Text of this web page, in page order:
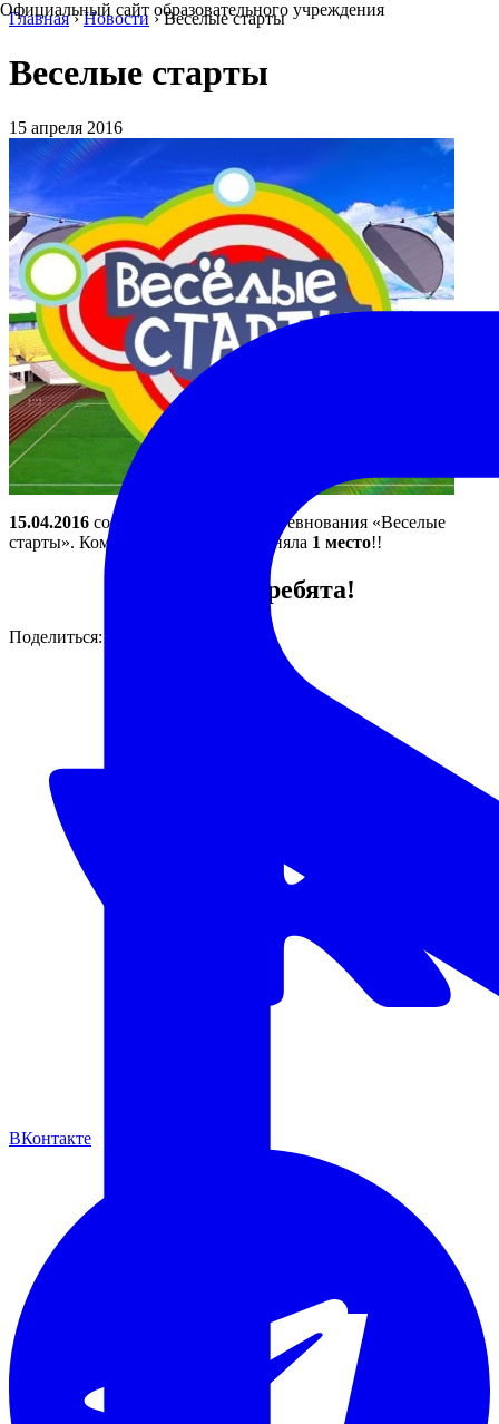
Официальный сайт образовательного учреждения
Главная › Новости › Веселые старты
Веселые старты
15 апреля 2016
15.04.2016 состоялись районные соревнования «Веселые
старты». Команда нашей школы заняла 1 место!!
Молодцы ребята!
Поделиться:
ВКонтакте